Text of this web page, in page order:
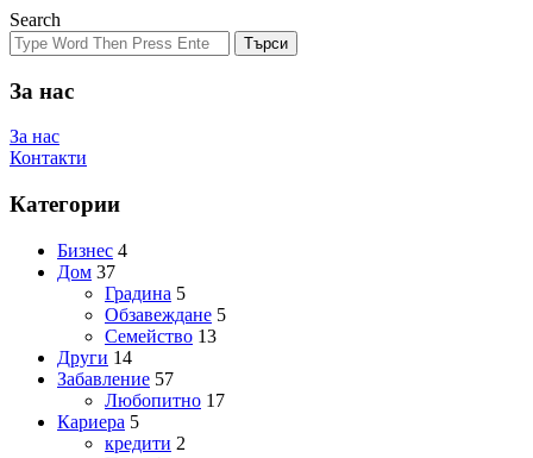
Search
Търси
За нас
За нас
Контакти
Категории
Бизнес 4
Дом 37
Градина 5
Обзавеждане 5
Семейство 13
Други 14
Забавление 57
Любопитно 17
Кариера 5
кредити 2